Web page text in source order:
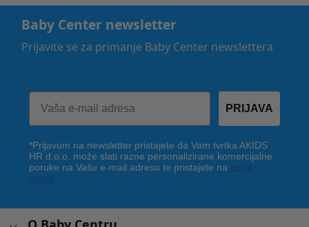
Baby Center newsletter
Prijavite se za primanje Baby Center newslettera
PRIJAVA
*Prijavom na newsletter pristajete da Vam tvrtka AKIDS
HR d.o.o. može slati razne personalizirane komercijalne
poruke na Vašu e-mail adresu te pristajete na